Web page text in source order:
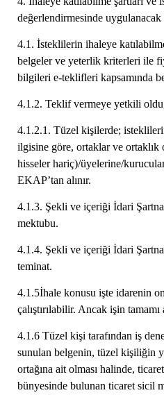
değerlendirmesinde
4.1. İsteklilerin ihaleye
belgeler ve yeterlik kriterleri ile
bilgileri e-teklifleri kapsamında
4.1.2. Teklif vermeye yetkili
4.1.2.1. Tüzel kişilerde;
ilgisine göre, ortaklar ve ortaklık
hisseler hariç)/üyelerine/
EKAP’tan alınır.
4.1.3. Şekli ve içeriği İdari
mektubu.
4.1.4. Şekli ve içeriği İdari
teminat.
4.1.5İhale konusu işte idarenin
çalıştırılabilir. Ancak işin tamamı
4.1.6 Tüzel kişi tarafından iş
sunulan belgenin, tüzel kişiliğin
ortağına ait olması halinde,
bünyesinde bulunan ticaret sicil